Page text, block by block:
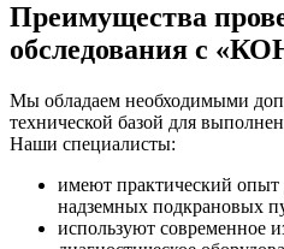
Преимущества
обследования с
Мы обладаем необходимыми
технической базой для
Наши специалисты:
имеют практический
надземных подкрановых
используют современное